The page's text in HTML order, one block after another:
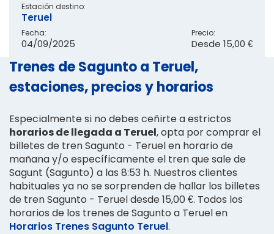
Estación destino:
Teruel
Fecha:
04/09/2025
Precio:
Desde 15,00 €
Trenes de Sagunto a Teruel,
estaciones, precios y horarios
Especialmente si no debes ceñirte a estrictos
horarios de llegada a Teruel, opta por comprar el
billetes de tren Sagunto - Teruel en horario de
mañana y/o específicamente el tren que sale de
Sagunt (Sagunto) a las 8:53 h. Nuestros clientes
habituales ya no se sorprenden de hallar los billetes
de tren Sagunto - Teruel desde 15,00 €. Todos los
horarios de los trenes de Sagunto a Teruel en
Horarios Trenes Sagunto Teruel.